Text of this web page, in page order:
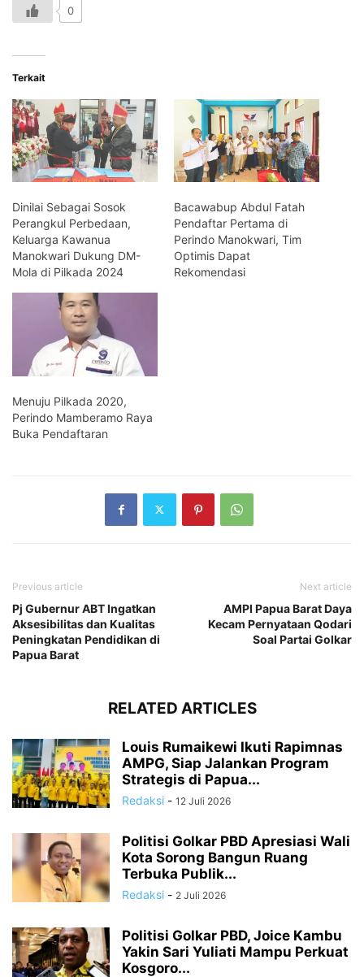
0
Terkait
Dinilai Sebagai Sosok
Perangkul Perbedaan,
Keluarga Kawanua
Manokwari Dukung DM-
Mola di Pilkada 2024
Bacawabup Abdul Fatah
Pendaftar Pertama di
Perindo Manokwari, Tim
Optimis Dapat
Rekomendasi
Menuju Pilkada 2020,
Perindo Mamberamo Raya
Buka Pendaftaran
Previous article
Pj Gubernur ABT Ingatkan
Aksesibilitas dan Kualitas
Peningkatan Pendidikan di
Papua Barat
Next article
AMPI Papua Barat Daya
Kecam Pernyataan Qodari
Soal Partai Golkar
RELATED ARTICLES
Louis Rumaikewi Ikuti Rapimnas
AMPG, Siap Jalankan Program
Strategis di Papua...
Redaksi - 12 Juli 2026
Politisi Golkar PBD Apresiasi Wali
Kota Sorong Bangun Ruang
Terbuka Publik...
Redaksi - 2 Juli 2026
Politisi Golkar PBD, Joice Kambu
Yakin Sari Yuliati Mampu Perkuat
Kosgoro...